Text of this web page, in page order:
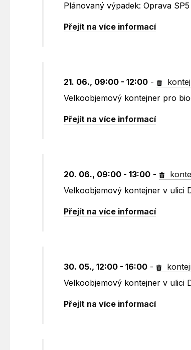
Plánovaný výpadek: Oprava
Přejít na více informací
21. 06., 09:00 - 12:00 -
Velkoobjemový kontejner pro
Přejít na více informací
20. 06., 09:00 - 13:00 -
Velkoobjemový kontejner v ulici
Přejít na více informací
30. 05., 12:00 - 16:00 -
Velkoobjemový kontejner v ulici
Přejít na více informací